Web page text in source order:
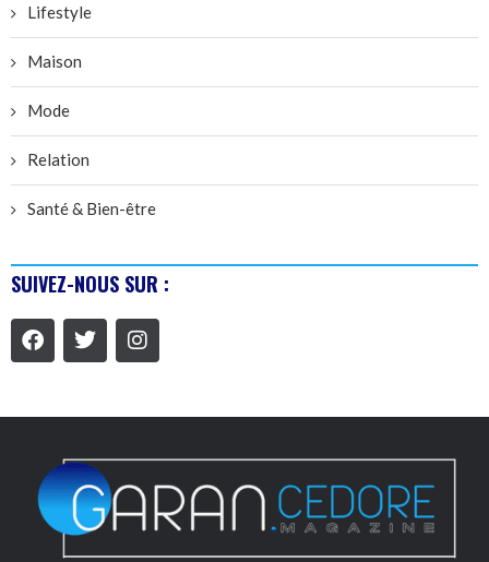
Lifestyle
Maison
Mode
Relation
Santé & Bien-être
SUIVEZ-NOUS SUR :